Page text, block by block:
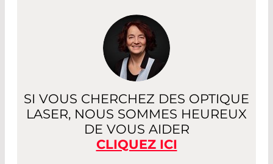
SI VOUS CHERCHEZ DES OPTIQUE
LASER, NOUS SOMMES HEUREUX
DE VOUS AIDER
CLIQUEZ ICI